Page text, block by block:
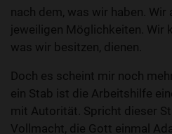
nach dem, was wir haben. Wir
jeweiligen Möglichkeiten. Wir
was wir besitzen, dienen.
Doch es scheint mir noch
ein Stab ist die Arbeitshilfe
mit Autorität. Spricht dieser
Vollmacht, die Gott einmal